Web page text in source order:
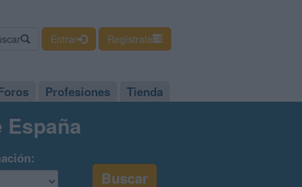
Entrar Regístrate
Profesiones Tienda